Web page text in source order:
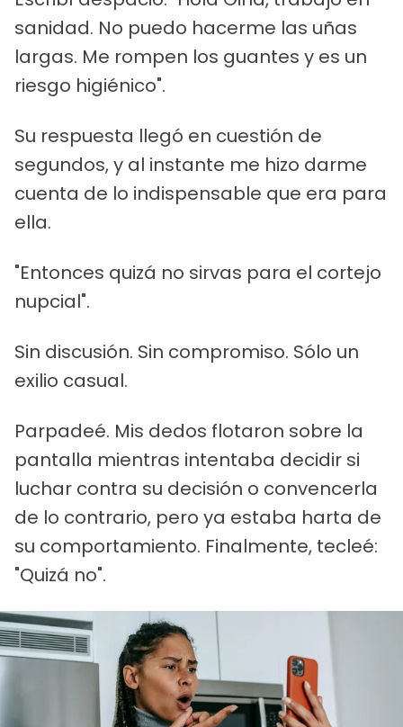
sanidad. No puedo hacerme las uñas
largas. Me rompen los guantes y es un
riesgo higiénico".
Su respuesta llegó en cuestión de
segundos, y al instante me hizo darme
cuenta de lo indispensable que era para
ella.
"Entonces quizá no sirvas para el cortejo
nupcial".
Sin discusión. Sin compromiso. Sólo un
exilio casual.
Parpadeé. Mis dedos flotaron sobre la
pantalla mientras intentaba decidir si
luchar contra su decisión o convencerla
de lo contrario, pero ya estaba harta de
su comportamiento. Finalmente, tecleé:
"Quizá no".